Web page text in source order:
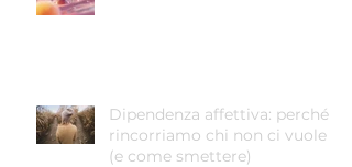
Dipendenza affettiva: perché
rincorriamo chi non ci vuole
(e come smettere)